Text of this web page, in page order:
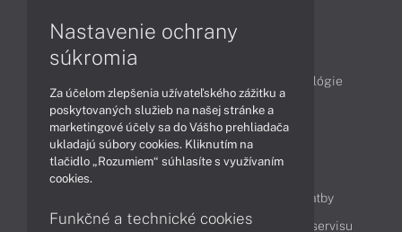
Technológie
Videá
Obsah
Možnosti doručenia a platby
Podpora a servis
Servisné služby Cenník servisu
Nastavenie ochrany
súkromia
Za účelom zlepšenia užívateľského zážitku a
poskytovaných služieb na našej stránke a
marketingové účely sa do Vášho prehliadača
ukladajú súbory cookies. Kliknutím na
tlačidlo „Rozumiem“ súhlasíte s využívaním
cookies.
Funkčné a technické cookies